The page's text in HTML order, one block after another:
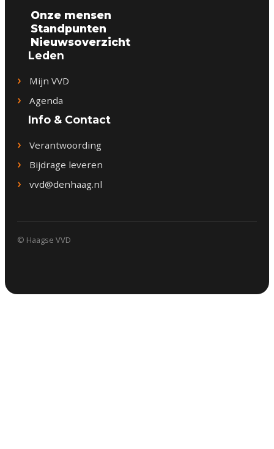
Onze mensen
Standpunten
Nieuwsoverzicht
Leden
Mijn VVD
Agenda
Info & Contact
Verantwoording
Bijdrage leveren
vvd@denhaag.nl
© Haagse VVD